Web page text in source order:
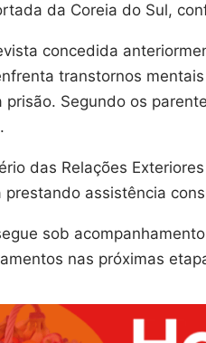
da Coreia do Sul,
concedida
transtornos
prisão. Segundo os
das Relações
prestando assistência
sob
nas próximas